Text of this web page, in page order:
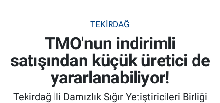
TEKIRDAĞ
TMO'nun indirimli
satışından küçük üretici de
yararlanabiliyor!
Tekirdağ İli Damızlık Sığır Yetiştiricileri Birliği
Tarımsal Destekler
Tarım Bakanlığı
Tüm Manşetler
Son Dakika Haberleri
Haber Arşivi